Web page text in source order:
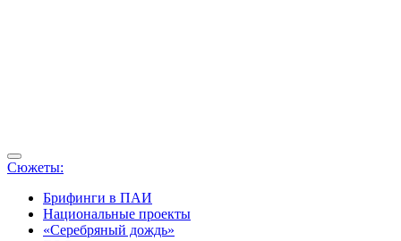
Сюжеты:
Брифинги в ПАИ
Национальные проекты
«Серебряный дождь»